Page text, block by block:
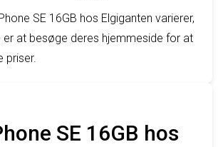
SE 16GB hos Elgiganten varierer,
at besøge deres hjemmeside for at
priser.
SE 16GB hos